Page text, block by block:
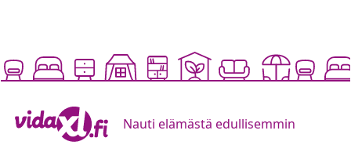
Nauti elämästä edullisemmin